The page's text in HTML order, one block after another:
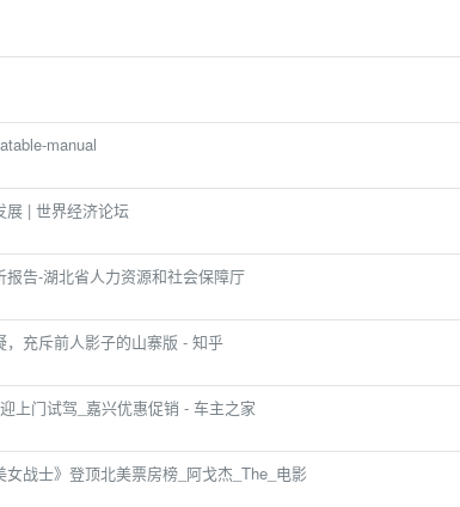
manual
展 | 世界经济论坛
告-湖北省人力资源和社会保障厅
充斥前人影子的山寨版 - 知乎
上门试驾_嘉兴优惠促销 - 车主之家
战士》登顶北美票房榜_阿戈杰_The_电影